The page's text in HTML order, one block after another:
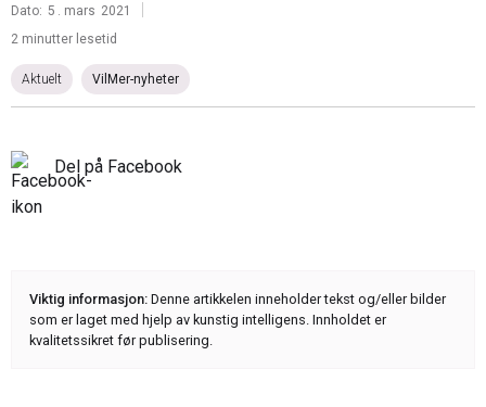
Dato: 5 . mars 2021
2 minutter lesetid
Aktuelt VilMer-nyheter
Del på Facebook
Viktig informasjon: Denne artikkelen inneholder tekst og/eller bilder
som er laget med hjelp av kunstig intelligens. Innholdet er
kvalitetssikret før publisering.